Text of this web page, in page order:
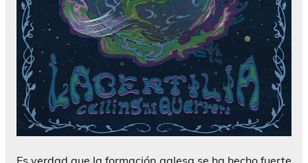
Es verdad que la formación galesa se ha hecho fuerte